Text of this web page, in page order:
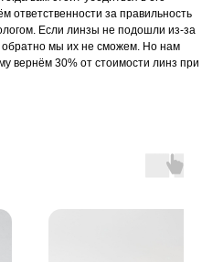
ответственности за правильность
Если линзы не подошли из-за
обратно мы их не сможем. Но нам
вернём 30% от стоимости линз при